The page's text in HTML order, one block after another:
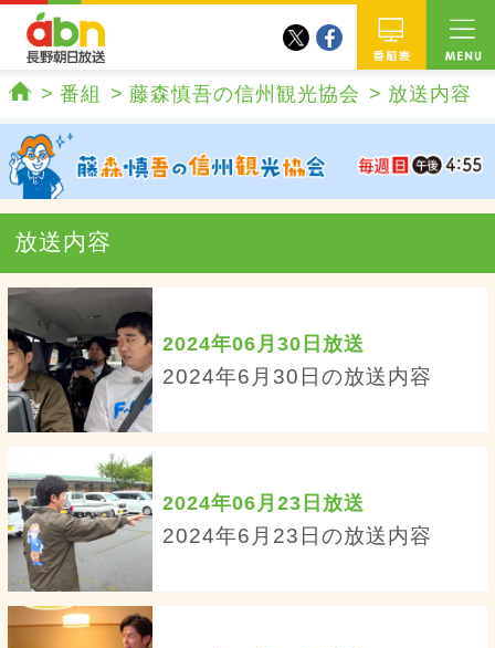
番組
twitterfacebook
番組 藤森慎吾の信州観光協会 放送内容
放送内容
2024年06月30日放送
2024年6月30日の放送内容
2024年06月23日放送
2024年6月23日の放送内容